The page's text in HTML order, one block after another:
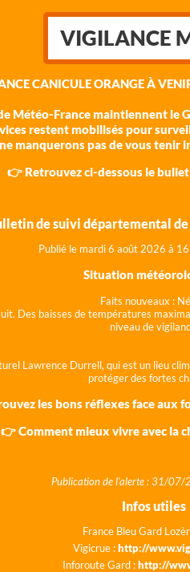
VIGILANCE
CANICULE ORANGE À
Météo-France maintiennent le
restent mobilisés pour
manquerons pas de vous tenir
👉 Retrouvez ci-dessous le
de suivi départemental de
Publié le mardi 6 août 2026 à
Situation
Faits nouveaux :
Des baisses de températures
niveau de
Lawrence Durrell, qui est un lieu
protéger des fortes
les bons réflexes face aux
👉 Comment mieux vivre avec la
Publication de l'alerte : 31/
Infos utiles
France Bleu Gard
Vigicrue :http://
Inforoute Gard :http://